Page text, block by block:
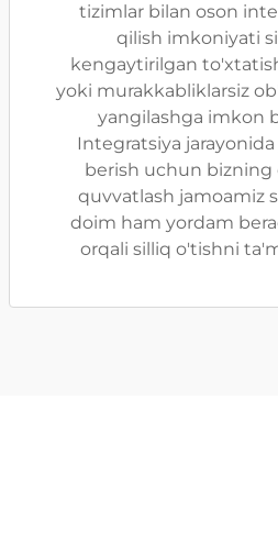
tizimlar bilan oson
qilish imkoniyati
kengaytirilgan
yoki murakkabliklarsiz
yangilashga imkon
Integratsiya
berish uchun bizning
quvvatlash jamoamiz
doim ham yordam
orqali silliq o'tishni